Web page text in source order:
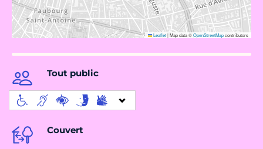
Leaflet|Map data ©OpenStreetMapcontributors
Tout public
Couvert